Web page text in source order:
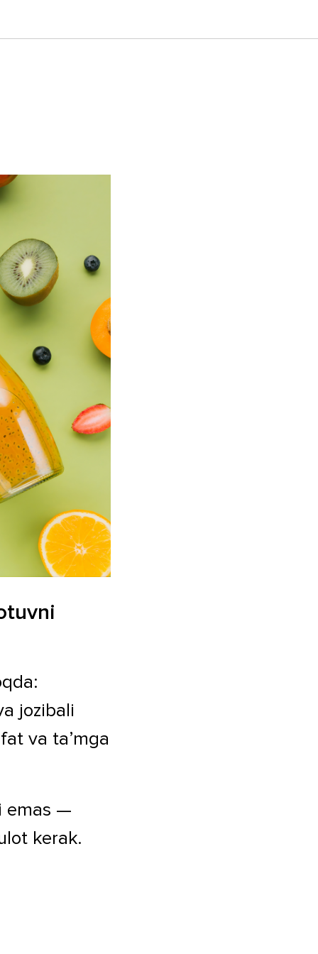
jozibali
va ta’mga
emas —
kerak.